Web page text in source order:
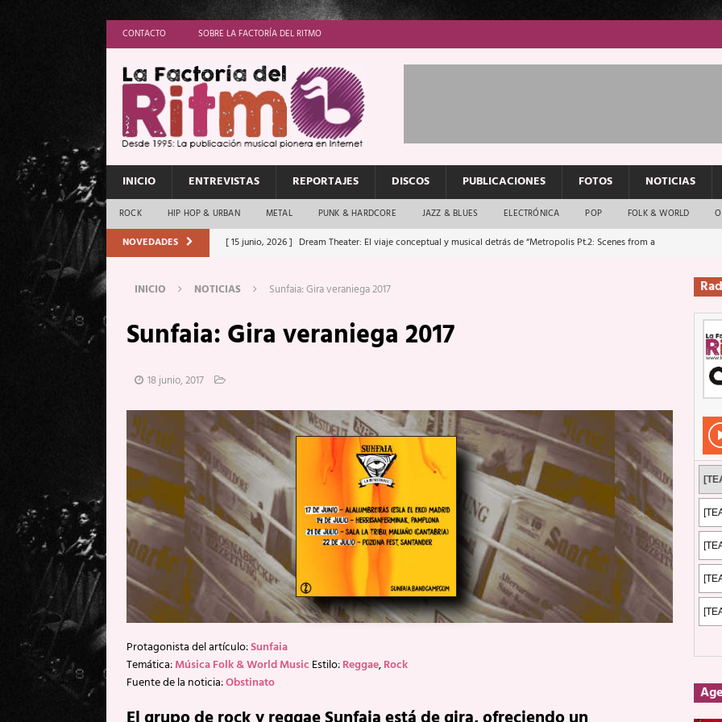
CONTACTO SOBRE LA FACTORÍA DEL RITMO
INICIO ENTREVISTAS REPORTAJES DISCOS PUBLICACIONES FOTOS NOTICIAS
ROCK HIP HOP & URBAN METAL PUNK & HARDCORE JAZZ & BLUES ELECTRÓNICA POP FOLK & WORLD
NOVEDADES [ 15 junio, 2026 ] Dream Theater: El viaje conceptual y musical detrás de “Metropolis Pt.2: Scenes from a
[ 11 junio, 2026 ] Vamos Con Todo: El rock urbano sigue en buenas manos
[ 1 junio, 2026 ]
Ave Exsilyum, los que van a escucharte te saludan
Iron Maiden: Música y arte que forjaron un mito
[ 17 mayo, 2026 ] Fito & Fitipaldis: 2 de mayo de 2026 en Fuengirola
FOTOS
[ 17 mayo, 2026 ] Fito & Fitipaldis: Su ‘aullido’ retumbó ferozmente en Fuengirola.
REPORTAJES
[ 5 agosto, 2026 ]
Florent Gorges: La historia de Nintendo Vol. 2 PUBLICACIONES
INICIO NOTICIAS Sunfaia: Gira veraniega 2017
Sunfaia: Gira veraniega 2017
18 junio, 2017
Protagonista del artículo:Sunfaia
Temática:Música Folk & World Music Estilo:Reggae,Rock
Fuente de la noticia:Obstinato